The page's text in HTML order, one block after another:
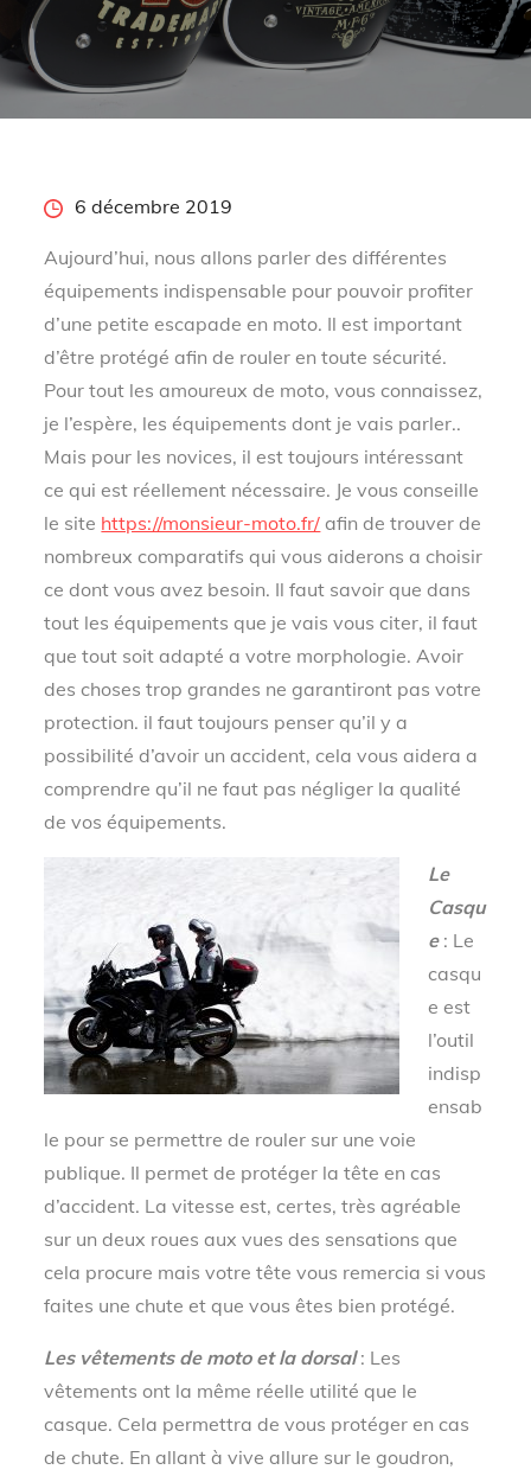
Posted6 décembre 2019
Aujourd’hui, nous allons parler des différentes
équipements indispensable pour pouvoir profiter
d’une petite escapade en moto. Il est important
d’être protégé afin de rouler en toute sécurité.
Pour tout les amoureux de moto, vous connaissez,
je l’espère, les équipements dont je vais parler..
Mais pour les novices, il est toujours intéressant
ce qui est réellement nécessaire. Je vous conseille
le site https://monsieur-moto.fr/ afin de trouver de
nombreux comparatifs qui vous aiderons a choisir
ce dont vous avez besoin. Il faut savoir que dans
tout les équipements que je vais vous citer, il faut
que tout soit adapté a votre morphologie. Avoir
des choses trop grandes ne garantiront pas votre
protection. il faut toujours penser qu’il y a
possibilité d’avoir un accident, cela vous aidera a
comprendre qu’il ne faut pas négliger la qualité
de vos équipements.
Le
Casqu
e: Le
casqu
e est
l’outil
indisp
ensab
le pour se permettre de rouler sur une voie
publique. Il permet de protéger la tête en cas
d’accident. La vitesse est, certes, très agréable
sur un deux roues aux vues des sensations que
cela procure mais votre tête vous remercia si vous
faites une chute et que vous êtes bien protégé.
Les vêtements de moto et la dorsal: Les
vêtements ont la même réelle utilité que le
casque. Cela permettra de vous protéger en cas
de chute. En allant à vive allure sur le goudron,